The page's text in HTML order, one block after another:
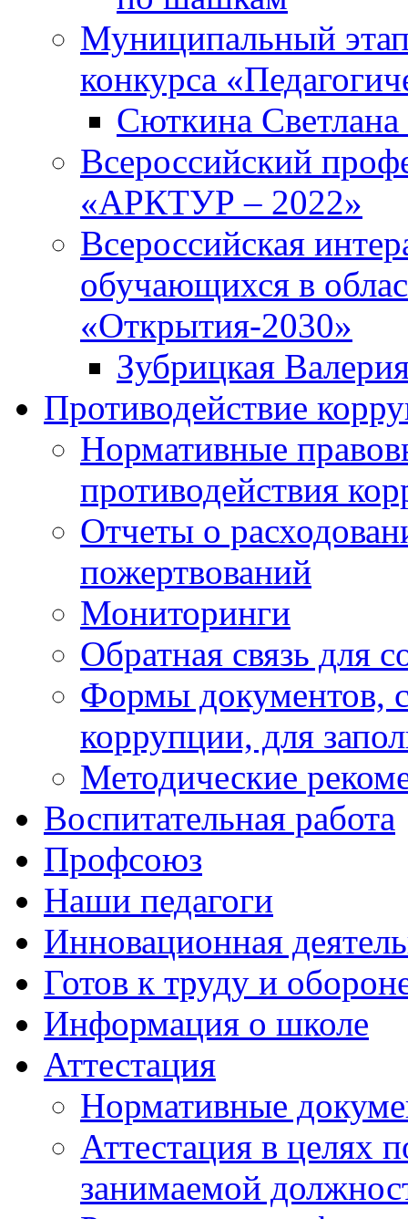
Муниципальный
конкурса
Сюткина Светлана
Всероссийский
«АРКТУР – 2022»
Всероссийская
обучающихся в
«Открытия-2030»
Зубрицкая
Противодействие
Нормативные
противодействия
Отчеты о
пожертвований
Мониторинги
Обратная связь для
Формы документов,
коррупции, для
Методические
Воспитательная работа
Профсоюз
Наши педагоги
Инновационная
Готов к труду и
Информация о школе
Аттестация
Нормативные
Аттестация в целях
занимаемой